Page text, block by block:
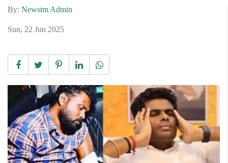
By: Newstm Admin
Sun, 22 Jun 2025